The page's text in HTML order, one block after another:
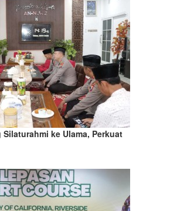
ke Ulama, Perkuat